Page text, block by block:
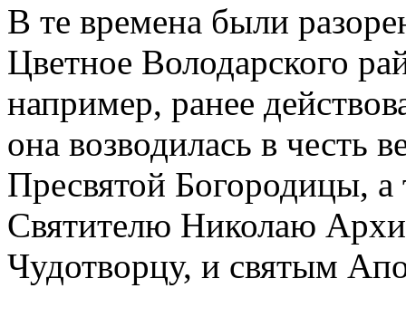
В те времена были
Цветное Володарского
например, ранее
она возводилась в честь
Пресвятой Богородицы,
Святителю Николаю
Чудотворцу, и святым